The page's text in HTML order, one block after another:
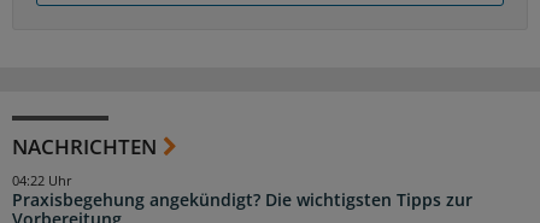
NACHRICHTEN
Praxisbegehung angekündigt? Die wichtigsten Tipps zur
04:22 Uhr